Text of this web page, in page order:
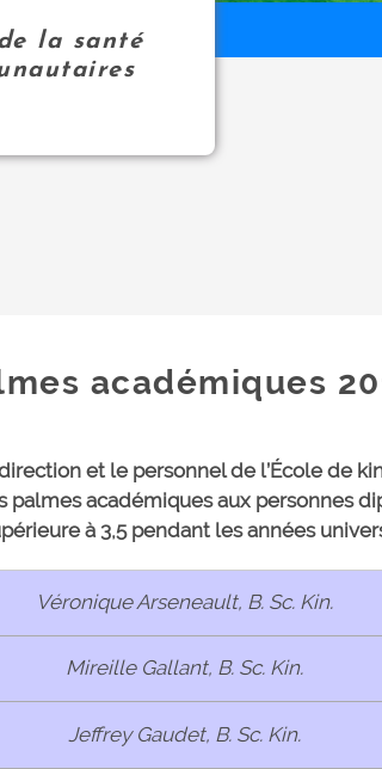
la santé
académiques
et le personnel de l’École de
palmes académiques aux personnes
à 3,5 pendant les années
Véronique Arseneault, B. Sc. Kin.
Mireille Gallant, B. Sc. Kin.
Jeffrey Gaudet, B. Sc. Kin.